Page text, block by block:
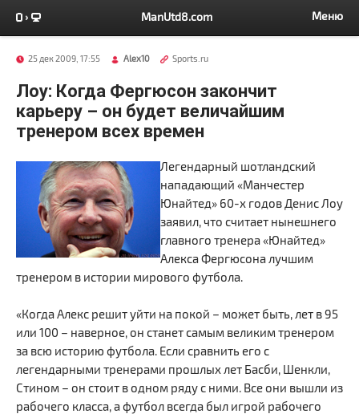
ManUtd8.com Меню
25 дек 2009, 17:55 Alex10 Sports.ru
Лоу: Когда Фергюсон закончит
карьеру – он будет величайшим
тренером всех времен
Легендарный шотландский
нападающий «Манчестер
Юнайтед» 60-х годов Денис Лоу
заявил, что считает нынешнего
главного тренера «Юнайтед»
Алекса Фергюсона лучшим
тренером в истории мирового футбола.
«Когда Алекс решит уйти на покой – может быть, лет в 95
или 100 – наверное, он станет самым великим тренером
за всю историю футбола. Если сравнить его с
легендарными тренерами прошлых лет Басби, Шенкли,
Стином – он стоит в одном ряду с ними. Все они вышли из
рабочего класса, а футбол всегда был игрой рабочего